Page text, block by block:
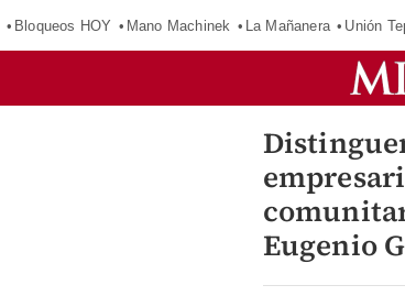
Bloqueos HOY Mano Machinek La Mañanera Unión
Eugenio